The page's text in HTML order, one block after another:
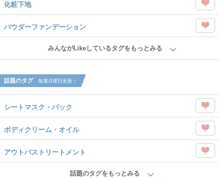
タグ
を
Like
化粧下地
この
タグ
Like
パウダーファンデーション
この
みんながLikeしているタグをもっとみる
話題のタグ 毎週月曜日更新！
シートマスク・パック
この
タグ
を
Like
ボディクリーム・オイル
この
タグ
アウトバストリートメント
この
話題のタグをもっとみる